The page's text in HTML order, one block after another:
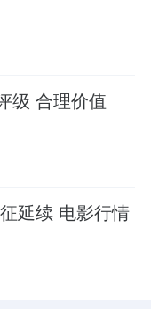
级 合理价值
延续 电影行情